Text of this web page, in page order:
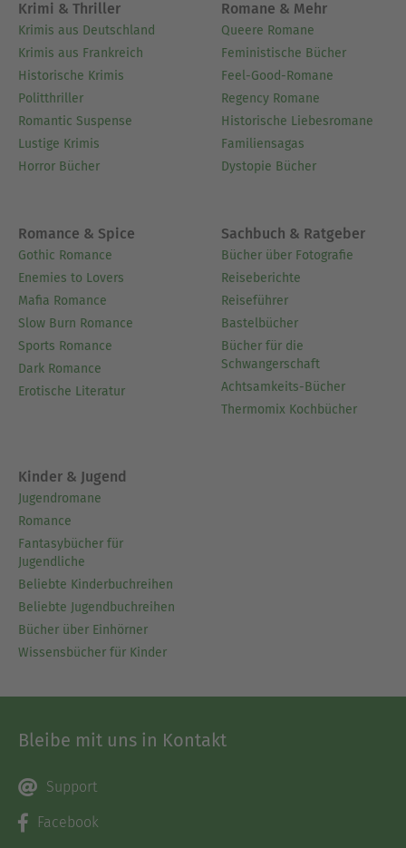
Krimi & Thriller
Krimis aus Deutschland
Krimis aus Frankreich
Historische Krimis
Politthriller
Romantic Suspense
Lustige Krimis
Horror Bücher
Romane & Mehr
Queere Romane
Feministische Bücher
Feel-Good-Romane
Regency Romane
Historische Liebesromane
Familiensagas
Dystopie Bücher
Romance & Spice
Gothic Romance
Enemies to Lovers
Mafia Romance
Slow Burn Romance
Sports Romance
Dark Romance
Erotische Literatur
Sachbuch & Ratgeber
Bücher über Fotografie
Reiseberichte
Reiseführer
Bastelbücher
Bücher für die
Schwangerschaft
Achtsamkeits-Bücher
Thermomix Kochbücher
Kinder & Jugend
Jugendromane
Romance
Fantasybücher für
Jugendliche
Beliebte Kinderbuchreihen
Beliebte Jugendbuchreihen
Bücher über Einhörner
Wissensbücher für Kinder
Bleibe mit uns in Kontakt
Support
Facebook